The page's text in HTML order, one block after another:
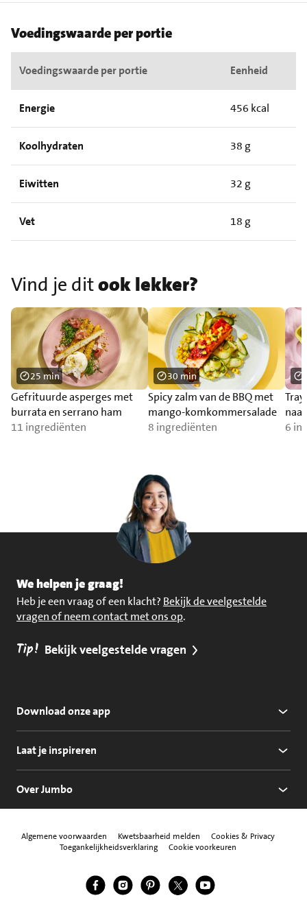
Voedingswaarde per portie
Voedingswaarde per portie Eenheid
Energie 456 kcal
Koolhydraten 38 g
Eiwitten 32 g
Vet 18 g
Vind je ditook lekker?
Gefrituurde asperges met
burrata en serrano ham
11 ingrediënten
25 min
Spicy zalm van de BBQ met
mango-komkommersalade
8 ingrediënten
30 min
6
We helpen je graag!
Heb je een vraag of een klacht? Bekijk de veelgestelde
vragen of neem contact met ons op.
Tip! Bekijk veelgestelde vragen
Download onze app
Laat je inspireren
Over Jumbo
Algemene voorwaarden Kwetsbaarheid melden
Cookies & Privacy
Toegankelijkheidsverklaring
Cookie voorkeuren
Volg ons
Jumbo Facebook
Jumbo Instagram
Jumbo Pinterest
Jumbo Twitter
Jumbo YouTube